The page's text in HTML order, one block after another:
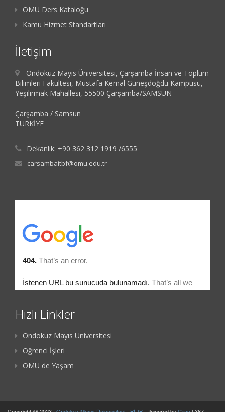
OMÜ Ders Kataloğu
Kamu Hizmet Standartları
İletişim
Ondokuz Mayıs Üniversitesi, Çarşamba İnsan ve Toplum
Bilimleri Fakültesi, Mustafa Kemal Güneşdoğdu Kampüsü,
Yeşilırmak Mahallesi, 55500 Çarşamba/SAMSUN
Çarşamba / Samsun
TÜRKİYE
Dekanlık: +90 362 312 1919 /6555
carsambaitbf@omu.edu.tr
Hızlı Linkler
Ondokuz Mayıs Üniversitesi
Öğrenci İşleri
OMÜ de Yaşam